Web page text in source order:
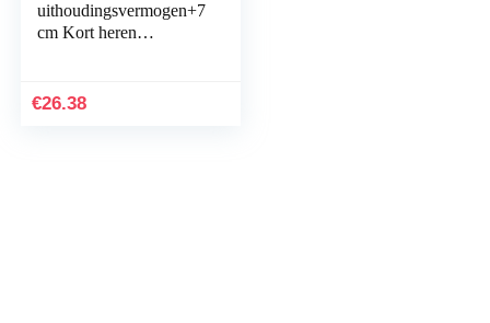
uithoudingsvermogen+7
cm Kort heren
€26.38